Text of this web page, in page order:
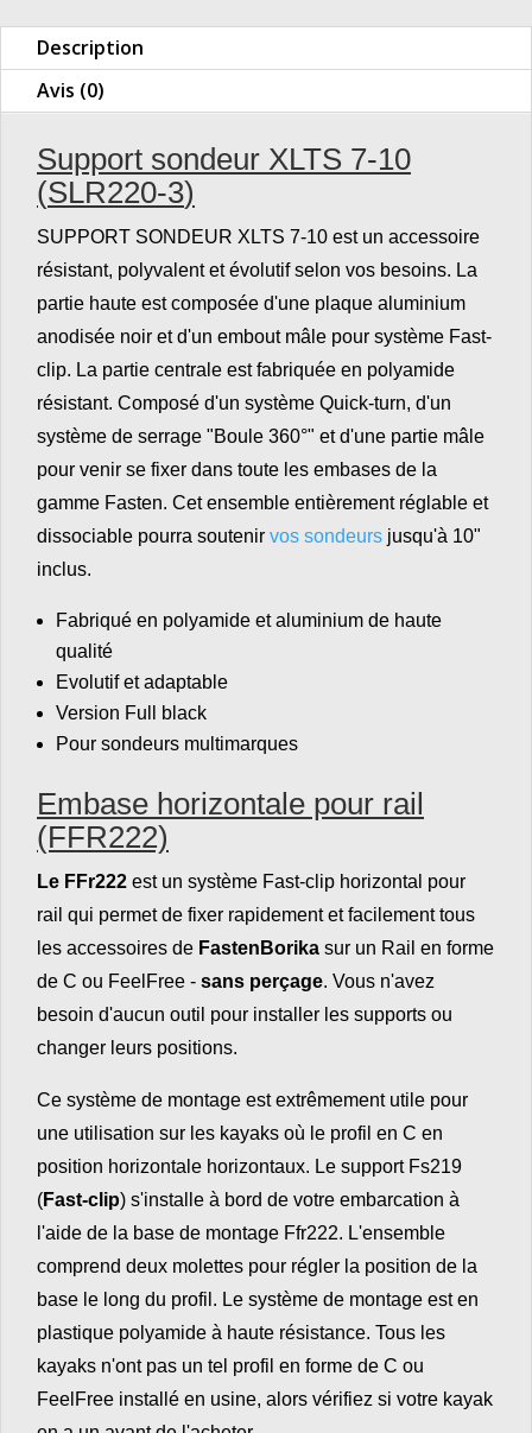
Description
Avis (0)
Support sondeur XLTS 7-10
(SLR220-3)
SUPPORT SONDEUR XLTS 7-10 est un accessoire
résistant, polyvalent et évolutif selon vos besoins. La
partie haute est composée d'une plaque aluminium
anodisée noir et d'un embout mâle pour système Fast-
clip. La partie centrale est fabriquée en polyamide
résistant. Composé d'un système Quick-turn, d'un
système de serrage "Boule 360°" et d'une partie mâle
pour venir se fixer dans toute les embases de la
gamme Fasten. Cet ensemble entièrement réglable et
dissociable pourra soutenir vos sondeurs jusqu'à 10"
inclus.
Fabriqué en polyamide et aluminium de haute
qualité
Evolutif et adaptable
Version Full black
Pour sondeurs multimarques
Embase horizontale pour rail
(FFR222)
Le FFr222 est un système Fast-clip horizontal pour
rail qui permet de fixer rapidement et facilement tous
les accessoires de FastenBorika sur un Rail en forme
de C ou FeelFree - sans perçage. Vous n'avez
besoin d'aucun outil pour installer les supports ou
changer leurs positions.
Ce système de montage est extrêmement utile pour
une utilisation sur les kayaks où le profil en C en
position horizontale horizontaux. Le support Fs219
(Fast-clip) s'installe à bord de votre embarcation à
l'aide de la base de montage Ffr222. L'ensemble
comprend deux molettes pour régler la position de la
base le long du profil. Le système de montage est en
plastique polyamide à haute résistance. Tous les
kayaks n'ont pas un tel profil en forme de C ou
FeelFree installé en usine, alors vérifiez si votre kayak